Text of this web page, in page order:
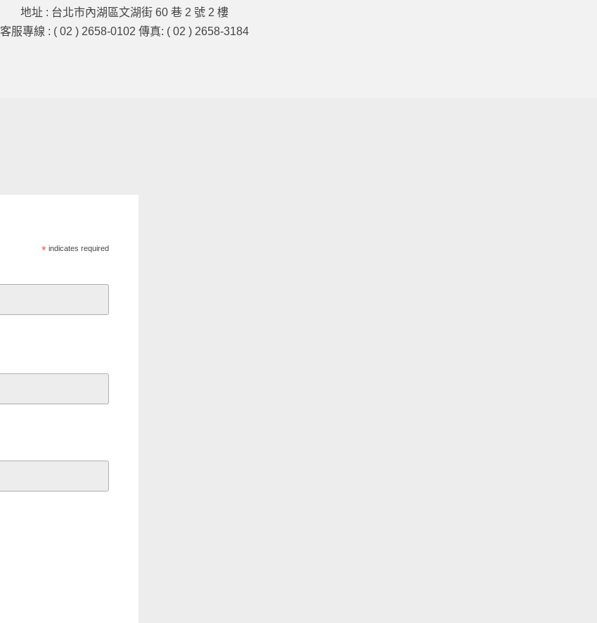
地址 : 台北市內湖區文湖街 60 巷 2 號 2 樓
客服專線 : ( 02 ) 2658-0102 傳真: ( 02 ) 2658-3184
*indicates required